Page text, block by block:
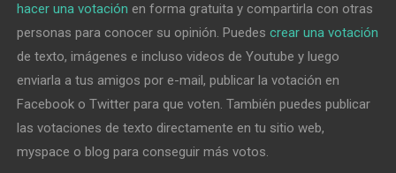
hacer una votación en forma gratuita y compartirla con otras
personas para conocer su opinión. Puedescrear una votación
de texto, imágenes e incluso videos de Youtube y luego
enviarla a tus amigos por e-mail, publicar la votación en
Facebook o Twitter para que voten. También puedes publicar
las votaciones de texto directamente en tu sitio web,
myspace o blog para conseguir más votos.